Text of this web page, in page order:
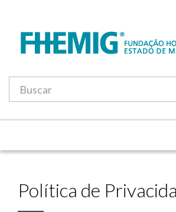
Política de